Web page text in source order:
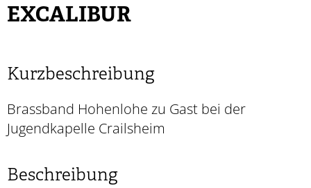
EXCALIBUR
Kurzbeschreibung
Brassband Hohenlohe zu Gast bei der
Jugendkapelle Crailsheim
Beschreibung